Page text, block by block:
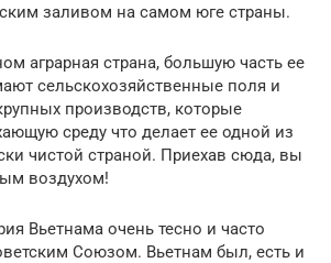
заливом на самом юге страны.
аграрная страна, большую часть ее
сельскохозяйственные поля и
производств, которые
среду что делает ее одной из
чистой страной. Приехав сюда, вы
воздухом!
Вьетнама очень тесно и часто
Союзом. Вьетнам был, есть и